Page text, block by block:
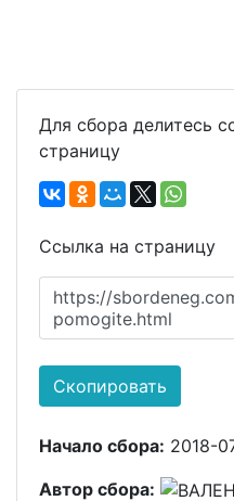
Для сбора делитесь
страницу
Ссылка на страницу
https://
pomogite.html
Скопировать
Начало сбора: 2018-
Автор сбора: